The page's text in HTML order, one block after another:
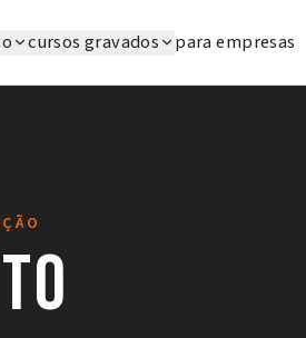
cursos gravados para empresas